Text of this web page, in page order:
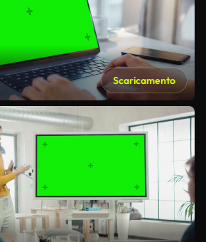
Scaricamento